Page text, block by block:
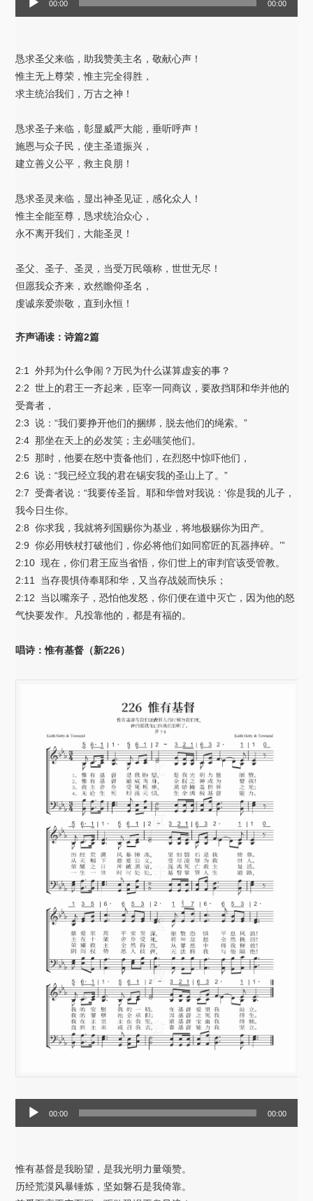
器
00:00 00:00
恳求圣父来临，助我赞美主名，敬献心声！
惟主无上尊荣，惟主完全得胜，
求主统治我们，万古之神！
恳求圣子来临，彰显威严大能，垂听呼声！
施恩与众子民，使主圣道振兴，
建立善义公平，救主良朋！
恳求圣灵来临，显出神圣见证，感化众人！
惟主全能至尊，恳求统治众心，
永不离开我们，大能圣灵！
圣父、圣子、圣灵，当受万民颂称，世世无尽！
但愿我众齐来，欢然瞻仰圣名，
虔诚亲爱崇敬，直到永恒！
齐声诵读：诗篇2篇
2:1 外邦为什么争闹？万民为什么谋算虚妄的事？
2:2 世上的君王一齐起来，臣宰一同商议，要敌挡耶和华并他的
受膏者，
2:3 说：“我们要挣开他们的捆绑，脱去他们的绳索。”
2:4 那坐在天上的必发笑；主必嗤笑他们。
2:5 那时，他要在怒中责备他们，在烈怒中惊吓他们，
2:6 说：“我已经立我的君在锡安我的圣山上了。”
2:7 受膏者说：“我要传圣旨。耶和华曾对我说：‘你是我的儿子，
我今日生你。
2:8 你求我，我就将列国赐你为基业，将地极赐你为田产。
2:9 你必用铁杖打破他们，你必将他们如同窑匠的瓦器摔碎。’”
2:10 现在，你们君王应当省悟，你们世上的审判官该受管教。
2:11 当存畏惧侍奉耶和华，又当存战兢而快乐；
2:12 当以嘴亲子，恐怕他发怒，你们便在道中灭亡，因为他的怒
气快要发作。凡投靠他的，都是有福的。
唱诗：惟有基督（新226）
器
00:00 00:00
惟有基督是我盼望，是我光明力量颂赞。
历经荒漠风暴锤炼，坚如磐石是我倚靠。